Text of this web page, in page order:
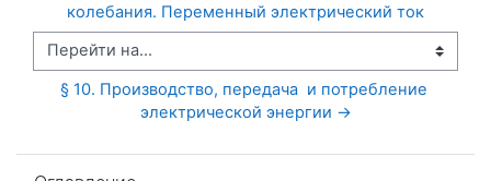
колебания. Переменный электрический ток
Перейти на...
§ 10. Производство, передача  и потребление
электрической энергии →